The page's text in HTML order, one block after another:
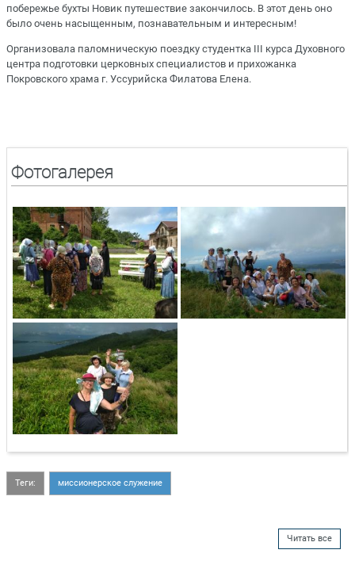
побережье бухты Новик путешествие закончилось. В этот день оно
было очень насыщенным, познавательным и интересным!
Организовала паломническую поездку студентка III курса Духовного
центра подготовки церковных специалистов и прихожанка
Покровского храма г. Уссурийска Филатова Елена.
Фотогалерея
Теги: миссионерское служение
Читать все